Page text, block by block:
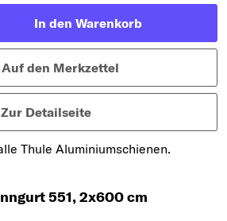
In den Warenkorb
Auf den Merkzettel
Zur Detailseite
Thule Aluminiumschienen.
551, 2x600 cm